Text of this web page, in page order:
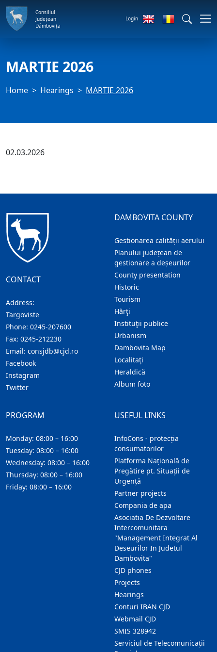
Consiliul
Județean
Dâmbovița
Login
MARTIE 2026
Home Hearings MARTIE 2026
02.03.2026
CONTACT
Address:
Targoviste
Phone: 0245-207600
Fax: 0245-212230
Email: consjdb@cjd.ro
Facebook
Instagram
Twitter
DAMBOVITA COUNTY
Gestionarea calității aerului
Planului județean de
gestionare a deșeurilor
County presentation
Historic
Tourism
Hărţi
Instituţii publice
Urbanism
Dambovita Map
Localitaţi
Heraldică
Album foto
USEFUL LINKS
InfoCons - protecția
consumatorilor
Platforma Națională de
Pregătire pt. Situații de
Urgență
Partner projects
Compania de apa
Asociatia De Dezvoltare
Intercomunitara
"Management Integrat Al
Deseurilor In Judetul
Dambovita"
CJD phones
Projects
Hearings
Conturi IBAN CJD
Webmail CJD
SMIS 328942
Serviciul de Telecomunicații
PROGRAM
Monday: 08:00 – 16:00
Tuesday: 08:00 – 16:00
Wednesday: 08:00 – 16:00
Thursday: 08:00 – 16:00
Friday: 08:00 – 16:00